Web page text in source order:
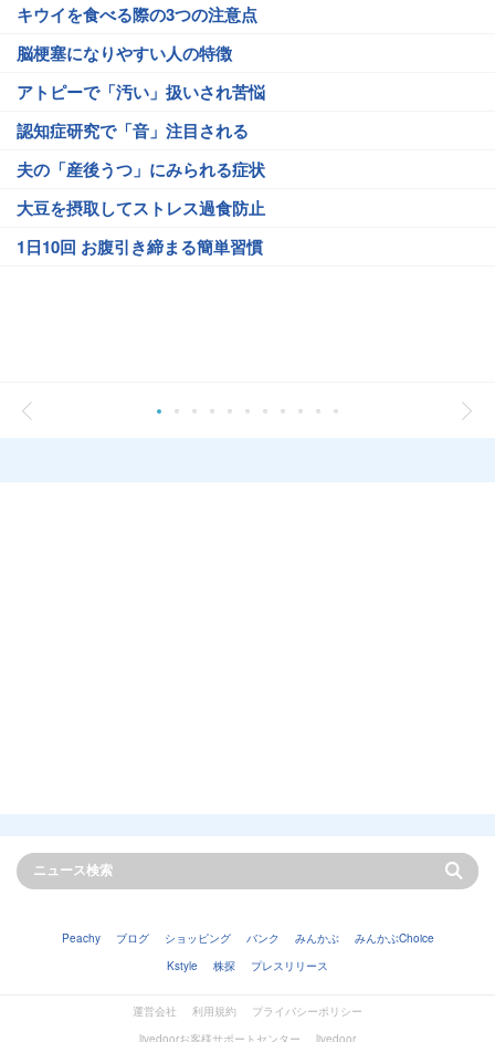
キウイを食べる際の3つの注意点
脳梗塞になりやすい人の特徴
アトピーで「汚い」扱いされ苦悩
認知症研究で「音」注目される
夫の「産後うつ」にみられる症状
大豆を摂取してストレス過食防止
1日10回 お腹引き締まる簡単習慣
Peachy ブログ ショッピング バンク みんかぶ
みんかぶChoice
Kstyle
株探 プレスリリース
運営会社 利用規約
プライバシーポリシー
livedoorお客様サポートセンター
livedoor